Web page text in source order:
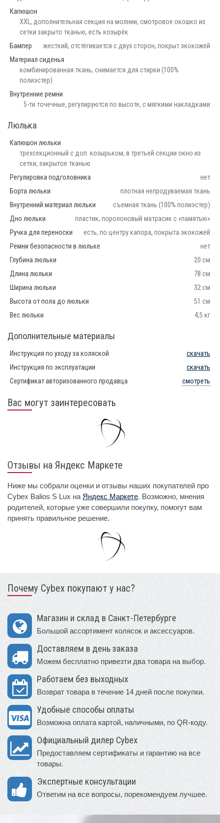
Капюшон
XXL, дополнительная секция на молнии, смотровое окошко из
сетки закрыто тканью, есть козырёк
Бампер
жесткий, отстёгивается с двух сторон, покрыт экокожей
Материал сиденья
комбинированная ткань, снимается для стирки (100%
полиэстер)
Внутренние ремни
5-ти точечные, регулируются по высоте, с мягкими накладками
Люлька
Капюшон люльки
трехсекционный с доп. козырьком, в третьей секции окно из
сетки, закрытое тканью
Регулировка подголовника
нет
Борта люльки
плотная непродуваемая ткань
Внутренний материал люльки
съемная ткань (100% полиэстер)
Дно люльки
пластик, поролоновый матрасик с «памятью»
Ручка для переноски
есть, по центру капора, покрыта экокожей
Ремни безопасности в люльке
нет
Глубина люльки
20 см
Длина люльки
78 см
Ширина люльки
32 см
Высота от пола до люльки
51 см
Вес люльки
4,5 кг
Дополнительные материалы
Инструкция по уходу за коляской
скачать
Инструкция по эксплуатации
скачать
Сертификат авторизованного продавца
смотреть
Вас могут заинтересовать
Отзывы на Яндекс Маркете
Ниже мы собрали оценки и отзывы наших покупателей про
Cybex Balios S Lux на Яндекс Маркете. Возможно, мнения
родителей, которые уже совершили покупку, помогут вам
принять правильное решение.
Почему Cybex покупают у нас?
Магазин и склад в Санкт-Петербурге
Большой ассортимент колясок и аксессуаров.
Доставляем в день заказа
Можем бесплатно привезти два товара на выбор.
Работаем без выходных
Возврат товара в течение 14 дней после покупки.
Удобные способы оплаты
Возможна оплата картой, наличными, по QR-коду.
Официальный дилер Cybex
Предоставляем сертификаты и гарантию на все
товары.
Экспертные консультации
Ответим на все вопросы, порекомендуем лучшее.